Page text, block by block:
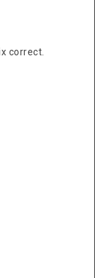
correct.